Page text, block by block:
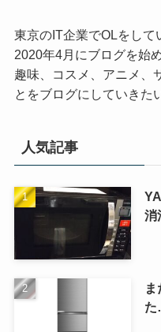
東京のIT企業でOLをして
2020年4月にブログを始
趣味、コスメ、アニメ、
とをブログにしていきた
人気記事
消
た